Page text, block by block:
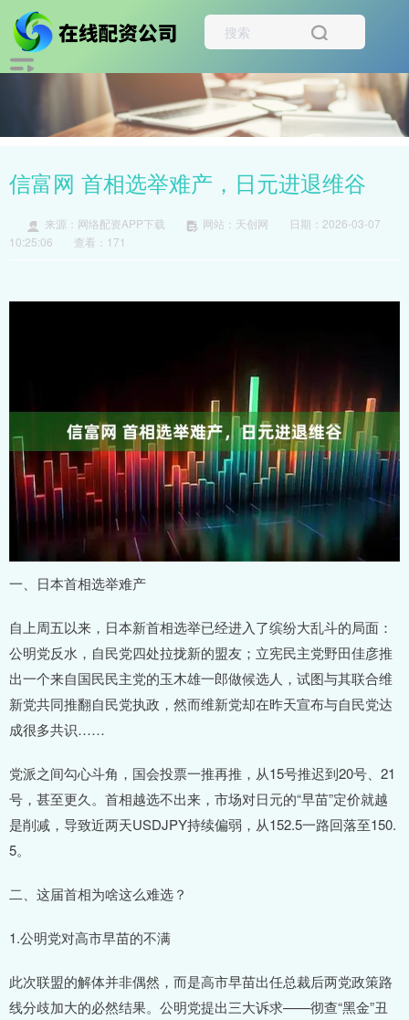
信富网 首相选举难产，日元进退维谷
来源：网络配资APP下载 网站：天创网
日期：2026-03-07
10:25:06
查看：171
一、日本首相选举难产
自上周五以来，日本新首相选举已经进入了缤纷大乱斗的局面：
公明党反水，自民党四处拉拢新的盟友；立宪民主党野田佳彦推
出一个来自国民民主党的玉木雄一郎做候选人，试图与其联合维
新党共同推翻自民党执政，然而维新党却在昨天宣布与自民党达
成很多共识……
党派之间勾心斗角，国会投票一推再推，从15号推迟到20号、21
号，甚至更久。首相越选不出来，市场对日元的“早苗”定价就越
是削减，导致近两天USDJPY持续偏弱，从152.5一路回落至150.
5。
二、这届首相为啥这么难选？
1.公明党对高市早苗的不满
此次联盟的解体并非偶然，而是高市早苗出任总裁后两党政策路
线分歧加大的必然结果。公明党提出三大诉求——彻查“黑金”丑